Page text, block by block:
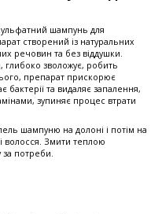
шампунь для
створений із натуральних
речовин та без віддушки.
глибоко зволожує, робить
препарат прискорює
бактерії та видаляє запалення,
зупиняє процес втрати
шампуню на долоні і потім на
волосся. Змити теплою
потреби.